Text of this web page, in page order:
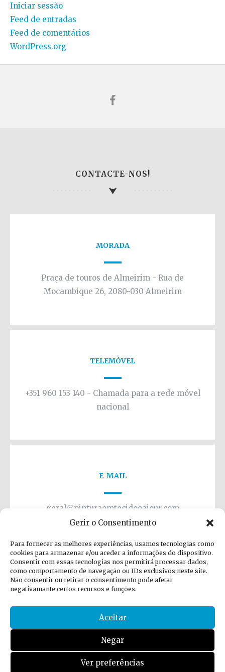
Gerir o Consentimento
Para fornecer as melhores experiências, usamos tecnologias como
cookies para armazenar e/ou aceder a informações do dispositivo.
Consentir com essas tecnologias nos permitirá processar dados,
como comportamento de navegação ou IDs exclusivos neste site.
Não consentir ou retirar o consentimento pode afetar
negativamante certos recursos e funções.
Aceitar
Negar
Ver preferências
Iniciar sessão
Feed de entradas
Feed de comentários
WordPress.org
CONTACTE-NOS!
MORADA
Praça de touros de Almeirim - Rua de
Mocambique 26, 2080-030 Almeirim
TELEMÓVEL
+351 960 153 140 - Chamada para a rede móvel
nacional
E-MAIL
geral@pinturaemtecidoeajour.com
Todos os direitos reservados 2011-2024 Pintura de
Tecido. Desenvolvido por3RINDADE.
|Política de Cookies
Resolução de Litígios|Livro de Reclamações